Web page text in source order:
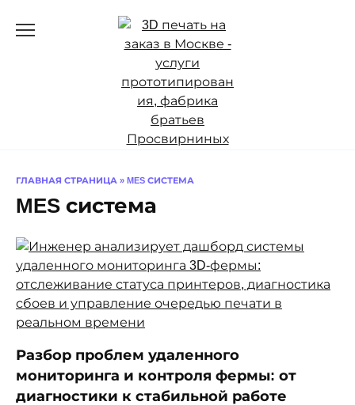
ГЛАВНАЯ СТРАНИЦА » MES СИСТЕМА
MES система
Разбор проблем удаленного
мониторинга и контроля фермы: от
диагностики к стабильной работе